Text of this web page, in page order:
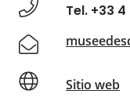
Tel. +33 4
Sitio web